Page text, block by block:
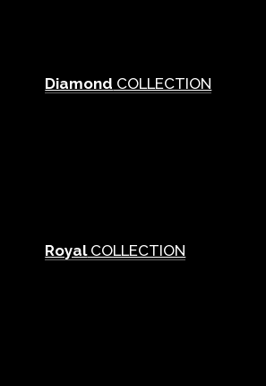
Diamond COLLECTION
RoyalCOLLECTION